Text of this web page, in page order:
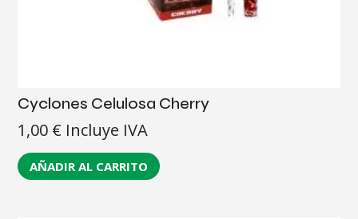
Cyclones Celulosa Cherry
1,00 € Incluye IVA
AÑADIR AL CARRITO